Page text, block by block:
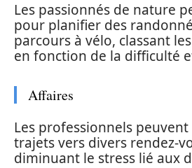
Les passionnés de nature
pour planifier des
parcours à vélo, classant
en fonction de la difficulté
Affaires
Les professionnels
trajets vers divers rendez-
diminuant le stress lié aux